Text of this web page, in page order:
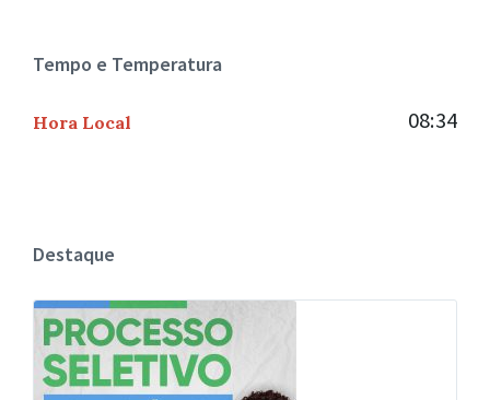
Tempo e Temperatura
Hora Local 08:34
Destaque